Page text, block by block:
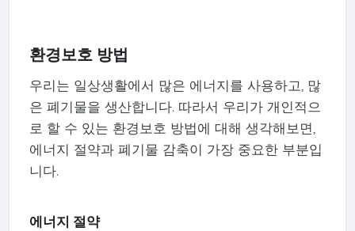
환경보호 방법
우리는 일상생활에서 많은 에너지를 사용하고, 많
은 폐기물을 생산합니다. 따라서 우리가 개인적으
로 할 수 있는 환경보호 방법에 대해 생각해보면,
에너지 절약과 폐기물 감축이 가장 중요한 부분입
니다.
에너지 절약